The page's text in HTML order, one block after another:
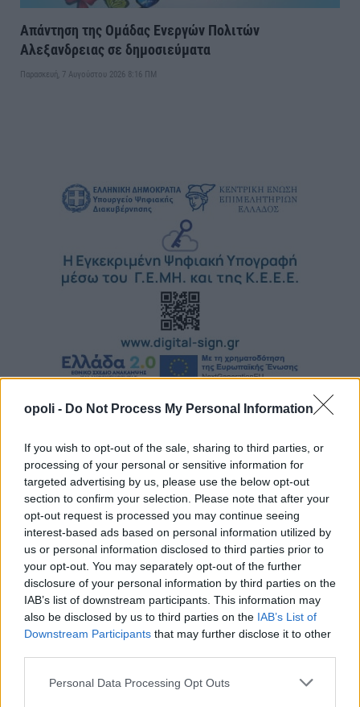
opoli - Do Not Process My Personal Information
If you wish to opt-out of the sale, sharing to third parties, or
processing of your personal or sensitive information for
targeted advertising by us, please use the below opt-out
section to confirm your selection. Please note that after your
opt-out request is processed you may continue seeing
interest-based ads based on personal information utilized by
us or personal information disclosed to third parties prior to
your opt-out. You may separately opt-out of the further
disclosure of your personal information by third parties on the
IAB’s list of downstream participants. This information may
also be disclosed by us to third parties on the IAB’s List of
Downstream Participants that may further disclose it to other
Personal Data Processing Opt Outs
Απάντηση της Ομάδας Ενεργών Πολιτών
Αλεξανδρειας σε δημοσιεύματα
Παρασκευή, 7 Αυγούστου 2026 8:16 ΠΜ